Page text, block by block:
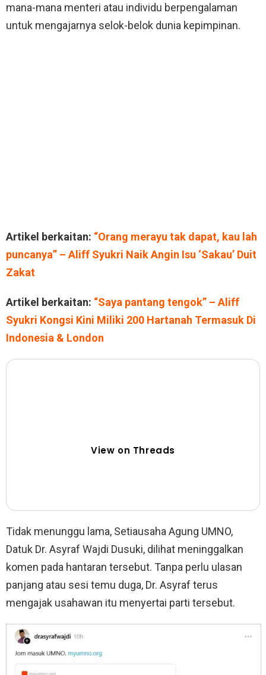
mana-mana menteri atau individu berpengalaman
untuk mengajarnya selok-belok dunia kepimpinan.
Artikel berkaitan: “Orang merayu tak dapat, kau lah
puncanya” – Aliff Syukri Naik Angin Isu ‘Sakau’ Duit
Zakat
Artikel berkaitan: “Saya pantang tengok” – Aliff
Syukri Kongsi Kini Miliki 200 Hartanah Termasuk Di
Indonesia & London
View on Threads
Tidak menunggu lama, Setiausaha Agung UMNO,
Datuk Dr. Asyraf Wajdi Dusuki, dilihat meninggalkan
komen pada hantaran tersebut. Tanpa perlu ulasan
panjang atau sesi temu duga, Dr. Asyraf terus
mengajak usahawan itu menyertai parti tersebut.